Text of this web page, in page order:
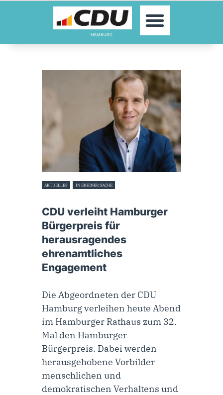
MOIN!
AKTUELLES
PARLAMENTE
MITGLIED WERDEN!
AKTUELLES IN EIGENER SACHE
CDU verleiht Hamburger
Bürgerpreis für
herausragendes
ehrenamtliches
Engagement
Die Abgeordneten der CDU
Hamburg verleihen heute Abend
im Hamburger Rathaus zum 32.
Mal den Hamburger
Bürgerpreis. Dabei werden
herausgehobene Vorbilder
menschlichen und
demokratischen Verhaltens und